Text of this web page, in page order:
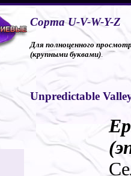
Сорта U-V-W-Y-Z
Для полноценного
(крупными буквами)
Unpredictable